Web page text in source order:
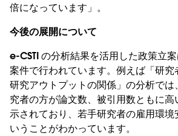
倍になっています」。
今後の展開について
e-CSTI の分析結果を活用した政策立
案件で行われています。例えば「研究
研究アウトプットの関係」の分析で
究者の方が論文数、被引用数ともに
示されており、若手研究者の雇用環境
いうことがわかっています。